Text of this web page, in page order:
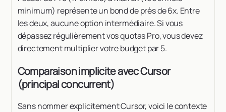
minimum) représente un bond de près de 6x. Entre
les deux, aucune option intermédiaire. Si vous
dépassez régulièrement vos quotas Pro, vous devez
directement multiplier votre budget par 5.
Comparaison implicite avec Cursor
(principal concurrent)
Sans nommer explicitement Cursor, voici le contexte